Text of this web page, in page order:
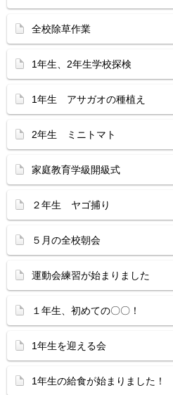
全校除草作業
1年生、2年生学校探検
1年生 アサガオの種植え
2年生 ミニトマト
家庭教育学級開級式
２年生 ヤゴ捕り
５月の全校朝会
運動会練習が始まりました
１年生、初めての〇〇！
1年生を迎える会
1年生の給食が始まりました！